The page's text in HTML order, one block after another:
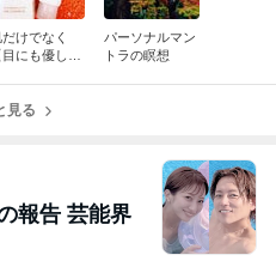
だけでなく
目にも優し
パーソナルマン
トラの瞑想
見る
報告 芸能界